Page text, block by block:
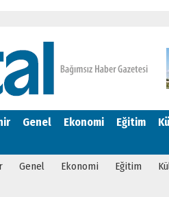
Genel Ekonomi Eğitim
Genel Ekonomi Eğitim